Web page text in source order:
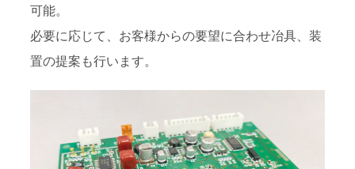
可能。
必要に応じて、お客様からの要望に合わせ冶具、装
置の提案も行います。